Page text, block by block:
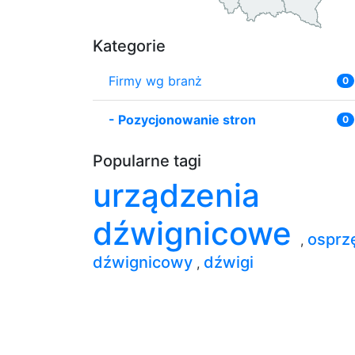
Kategorie
Firmy wg branż 0
- Pozycjonowanie stron 0
Popularne tagi
urządzenia
dźwignicowe
,
dźwignicowy , dźwigi